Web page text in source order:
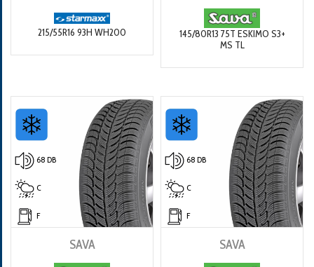
215/55R16 93H WH200
145/80R13 75T ESKIMO S3+
MS TL
68 DB
C
F
SAVA
68 DB
C
F
SAVA